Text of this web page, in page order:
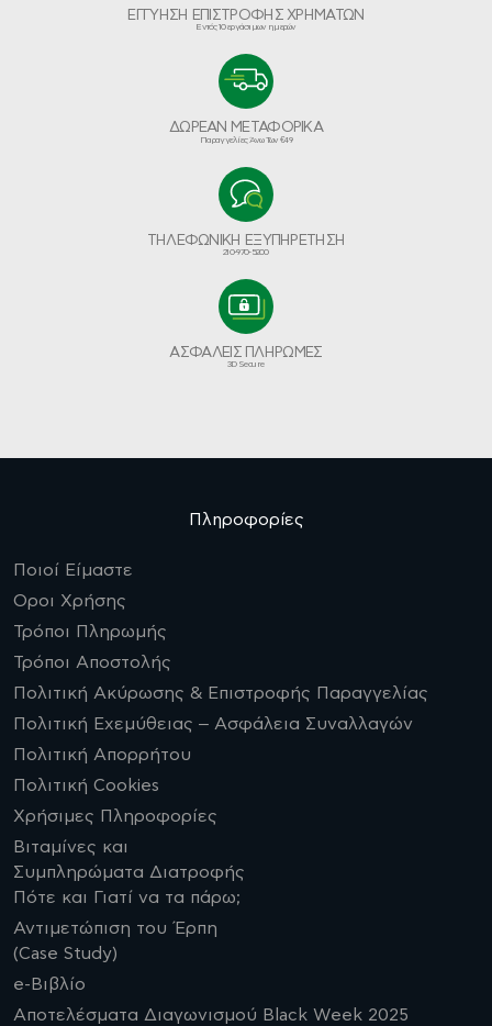
ΕΓΓΥΗΣΗ ΕΠΙΣΤΡΟΦΗΣ ΧΡΗΜΑΤΩΝ
Εντός 10 εργάσιμων ημερών
ΔΩΡΕΑΝ ΜΕΤΑΦΟΡΙΚΑ
Παραγγελίες Άνω Των €49
ΤΗΛΕΦΩΝΙΚΗ ΕΞΥΠΗΡΕΤΗΣΗ
210-970-5200
ΑΣΦΑΛΕΙΣ ΠΛΗΡΩΜΕΣ
3D Secure
Πληροφορίες
Ποιοί Είμαστε
Οροι Χρήσης
Τρόποι Πληρωμής
Τρόποι Αποστολής
Πολιτική Ακύρωσης & Επιστροφής Παραγγελίας
Πολιτική Εχεμύθειας – Ασφάλεια Συναλλαγών
Πολιτική Απορρήτου
Πολιτική Cookies
Χρήσιμες Πληροφορίες
Βιταμίνες και
Συμπληρώματα Διατροφής
Πότε και Γιατί να τα πάρω;
Αντιμετώπιση του Έρπη
(Case Study)
e-Βιβλίο
Αποτελέσματα Διαγωνισμού Black Week 2025